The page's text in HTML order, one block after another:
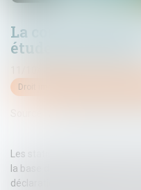
La construction
études statistiques
Droit immobilier
Les statistiques de
la base de données Sitadel,
déclarations d’urbanisme :